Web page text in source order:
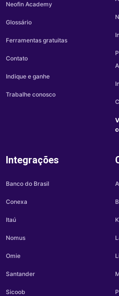
Neofin Academy
Glossário
Ferramentas gratuitas
Contato
Indique e ganhe
Trabalhe conosco
Integrações
Banco do Brasil
Conexa
Itaú
Nomus
Omie
Santander
Sicoob